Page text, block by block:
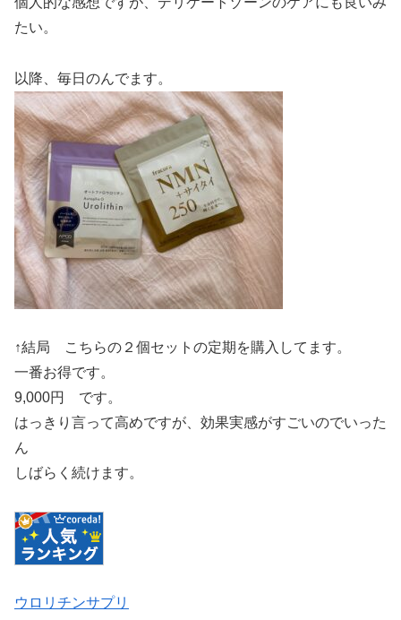
たい。
以降、毎日のんでます。
↑結局 こちらの２個セットの定期を購入してます。
一番お得です。
9,000円 です。
はっきり言って高めですが、効果実感がすごいのでいった
ん
しばらく続けます。
ウロリチンサプリ